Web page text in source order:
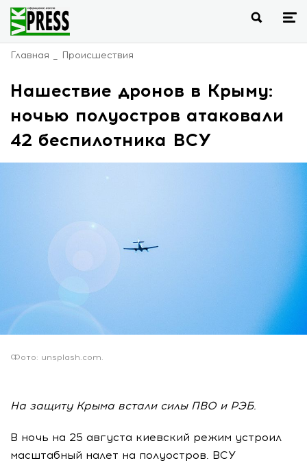
Главная Происшествия
Нашествие дронов в Крыму:
ночью полуостров атаковали
42 беспилотника ВСУ
Фото: unsplash.com.
На защиту Крыма встали силы ПВО и РЭБ.
В ночь на 25 августа киевский режим устроил
масштабный налет на полуостров. ВСУ